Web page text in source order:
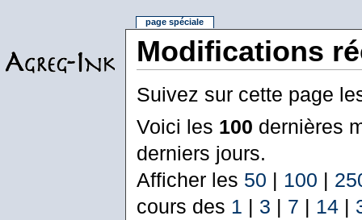
Modifications
Suivez sur cette page
Voici les 100 dernières
derniers jours.
Afficher les 50 | 100 |
cours des 1 | 3 | 7 | 14|
page spéciale